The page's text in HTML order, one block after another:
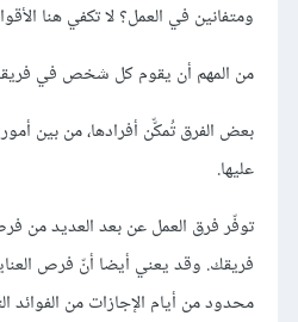
ومتفانين في العمل؟ لا تكفي هنا
من المهم أن يقوم كل شخص في فريقك
بعض الفرق تُمكّّن أفرادها، من بين
عليها.
توفّر فرق العمل عن بعد العديد من
فريقك. وقد يعني أيضا أنّ فرص
محدود من أيام الإجازات من